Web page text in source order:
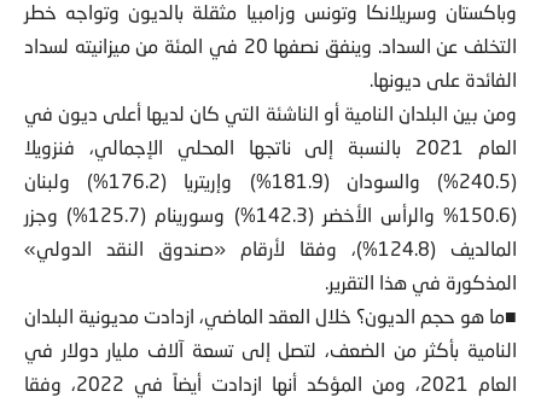
وباكستان وسريلانكا وتونس وزامبيا مثقلة بالديون وتواجه خطر
التخلف عن السداد. وينفق نصفها 20 في المئة من ميزانيته لسداد
الفائدة على ديونها.
ومن بين البلدان النامية أو الناشئة التي كان لديها أعلى ديون في
العام 2021 بالنسبة إلى ناتجها المحلي الإجمالي، فنزويلا
(240.5%) والسودان (181.9%) وإريتريا (176.2%) ولبنان
(150.6% والرأس الأخضر (142.3%) وسورينام (125.7%) وجزر
المالديف (124.8%)، وفقا لأرقام «صندوق النقد الدولي»
المذكورة في هذا التقرير.
■ما هو حجم الديون؟ خلال العقد الماضي، ازدادت مديونية البلدان
النامية بأكثر من الضعف، لتصل إلى تسعة آلاف مليار دولار في
العام 2021، ومن المؤكد أنها ازدادت أيضاً في 2022، وفقا